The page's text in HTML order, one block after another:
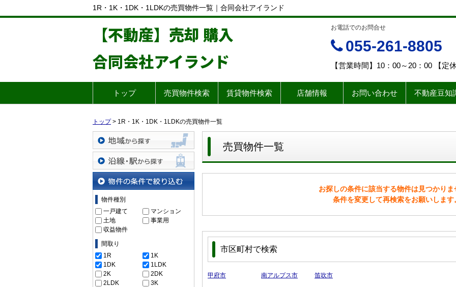
1R・1K・1DK・1LDKの売買物件一覧｜合同会社アイランド
【不動産】売却 購入
合同会社アイランド
お電話でのお問合せ
055-261-8805
【営業時間】10：00～20：00 【定
トップ 売買物件検索 賃貸物件検索 店舗情報 お問い合わせ 不動産豆知
トップ> 1R・1K・1DK・1LDKの売買物件一覧
地域から探す
沿線・駅から探す
物件の条件で絞り込む
物件種別
一戸建て
マンション
土地
事業用
収益物件
間取り
1R
1K
1DK
1LDK
2K
2DK
2LDK
3K
売買物件一覧
お探しの条件に該当する物件は見つかりま
条件を変更して再検索をお願いします
市区町村で検索
甲府市 南アルプス市 笛吹市